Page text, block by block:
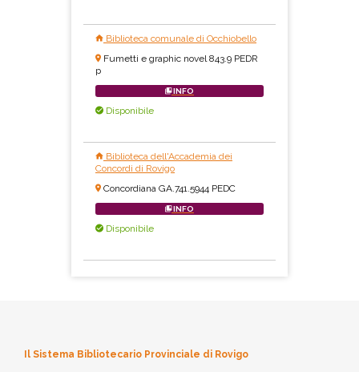
Biblioteca comunale di Occhiobello
Fumetti e graphic novel 843.9 PEDR
p
INFO
Disponibile
Biblioteca dell'Accademia dei
Concordi di Rovigo
Concordiana GA.741.5944 PEDC
INFO
Disponibile
Il Sistema Bibliotecario Provinciale di Rovigo